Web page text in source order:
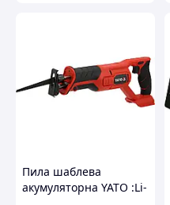
Пила шаблева
акумуляторна YATO :Li-